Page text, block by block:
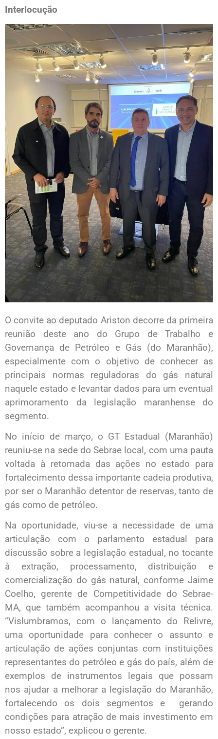
Interlocução
O convite ao deputado Ariston decorre da primeira
reunião deste ano do Grupo de Trabalho e
Governança de Petróleo e Gás (do Maranhão),
especialmente com o objetivo de conhecer as
principais normas reguladoras do gás natural
naquele estado e levantar dados para um eventual
aprimoramento da legislação maranhense do
segmento.
No início de março, o GT Estadual (Maranhão)
reuniu-se na sede do Sebrae local, com uma pauta
voltada à retomada das ações no estado para
fortalecimento dessa importante cadeia produtiva,
por ser o Maranhão detentor de reservas, tanto de
gás como de petróleo.
Na oportunidade, viu-se a necessidade de uma
articulação com o parlamento estadual para
discussão sobre a legislação estadual, no tocante
à extração, processamento, distribuição e
comercialização do gás natural, conforme Jaime
Coelho, gerente de Competitividade do Sebrae-
MA, que também acompanhou a visita técnica.
“Vislumbramos, com o lançamento do Relivre,
uma oportunidade para conhecer o assunto e
articulação de ações conjuntas com instituições
representantes do petróleo e gás do país, além de
exemplos de instrumentos legais que possam
nos ajudar a melhorar a legislação do Maranhão,
fortalecendo os dois segmentos e gerando
condições para atração de mais investimento em
nosso estado”, explicou o gerente.